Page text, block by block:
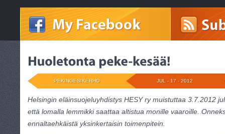
JUL - 17 - 2012
PEKINGESIKERHO
Helsingin eläinsuojeluyhdistys HESY ry muistuttaa 3.7.2012
että lomalla lemmikki saattaa altistua monille vaaroille.
ennaltaehkäistä yksinkertaisin toimenpitein.